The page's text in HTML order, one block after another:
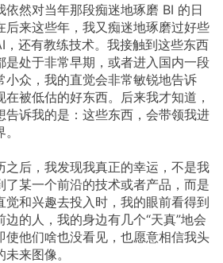
依然对当年那段痴迷地琢磨 BI 的日
后来这些年，我又痴迷地琢磨过好些
，还有教练技术。我接触到这些东西
是处于非常早期，或者进入国内一段
小众，我的直觉会非常敏锐地告诉
在被低估的好东西。后来我才知道，
告诉我的是：这些东西，会带领我进
之后，我发现我真正的幸运，不是我
了某一个前沿的技术或者产品，而是
觉和兴趣去投入时，我的眼前看得到
边的人，我的身边有几个“天真”地会
使他们啥也没看见，也愿意相信我头
来图像。